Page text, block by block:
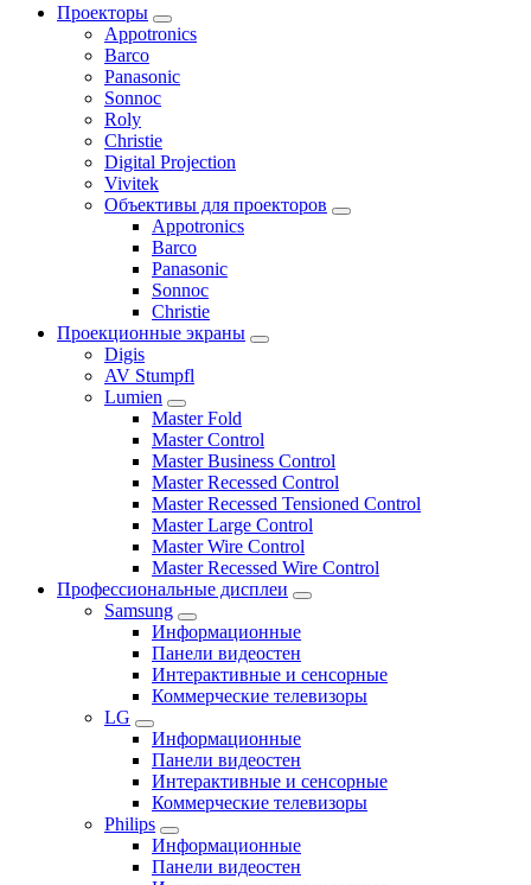
Проекторы
Appotronics
Barco
Panasonic
Sonnoc
Roly
Christie
Digital Projection
Vivitek
Объективы для проекторов
Appotronics
Barco
Panasonic
Sonnoc
Сhristie
Проекционные экраны
Digis
AV Stumpfl
Lumien
Master Fold
Master Control
Master Business Control
Master Recessed Control
Master Recessed Tensioned Control
Master Large Control
Master Wire Control
Master Recessed Wire Control
Профессиональные дисплеи
Samsung
Информационные
Панели видеостен
Интерактивные и сенсорные
Коммерческие телевизоры
LG
Информационные
Панели видеостен
Интерактивные и сенсорные
Коммерческие телевизоры
Philips
Информационные
Панели видеостен